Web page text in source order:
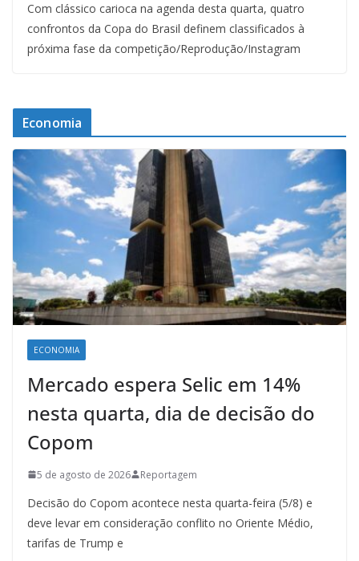
Com clássico carioca na agenda desta quarta, quatro
confrontos da Copa do Brasil definem classificados à
próxima fase da competição/Reprodução/Instagram
Economia
ECONOMIA
Mercado espera Selic em 14%
nesta quarta, dia de decisão do
Copom
5 de agosto de 2026 Reportagem
Decisão do Copom acontece nesta quarta-feira (5/8) e
deve levar em consideração conflito no Oriente Médio,
tarifas de Trump e